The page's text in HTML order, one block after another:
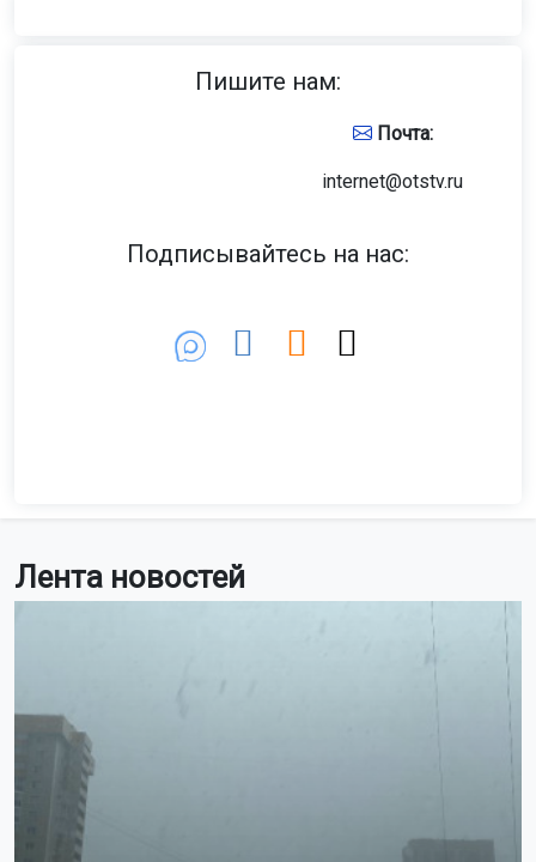
Лента новостей
Пишите нам:
Почта:
internet@otstv.ru
Подписывайтесь на нас: